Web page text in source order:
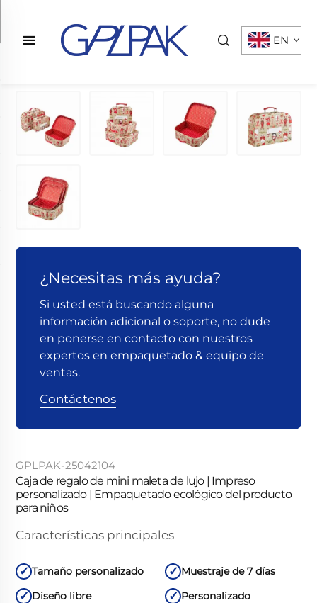
EN
¿Necesitas más ayuda?
Si usted está buscando alguna
información adicional o soporte, no dude
en ponerse en contacto con nuestros
expertos en empaquetado & equipo de
ventas.
Contáctenos
GPLPAK-25042104
Caja de regalo de mini maleta de lujo | Impreso
personalizado | Empaquetado ecológico del producto
para niños
Características principales
Tamaño personalizado
Muestraje de 7 días
Diseño libre
Personalizado